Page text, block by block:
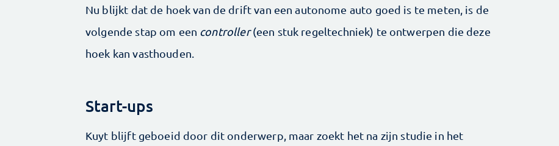
Nu blijkt dat de hoek van de drift van een autonome auto goed is te meten, is de
volgende stap om een controller(een stuk regeltechniek) te ontwerpen die deze
hoek kan vasthouden.
Start-ups
Kuyt blijft geboeid door dit onderwerp, maar zoekt het na zijn studie in het